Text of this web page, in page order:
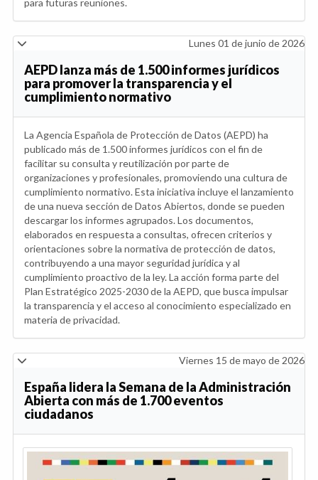
Lunes 01 de junio de 2026
AEPD lanza más de 1.500 informes jurídicos
para promover la transparencia y el
cumplimiento normativo
La Agencia Española de Protección de Datos (AEPD) ha
publicado más de 1.500 informes jurídicos con el fin de
facilitar su consulta y reutilización por parte de
organizaciones y profesionales, promoviendo una cultura de
cumplimiento normativo. Esta iniciativa incluye el lanzamiento
de una nueva sección de Datos Abiertos, donde se pueden
descargar los informes agrupados. Los documentos,
elaborados en respuesta a consultas, ofrecen criterios y
orientaciones sobre la normativa de protección de datos,
contribuyendo a una mayor seguridad jurídica y al
cumplimiento proactivo de la ley. La acción forma parte del
Plan Estratégico 2025-2030 de la AEPD, que busca impulsar
la transparencia y el acceso al conocimiento especializado en
materia de privacidad.
Viernes 15 de mayo de 2026
España lidera la Semana de la Administración
Abierta con más de 1.700 eventos
ciudadanos